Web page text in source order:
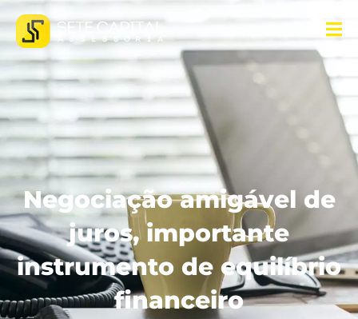
Negociação amigável de
juros, importante
instrumento de equilíbrio
financeiro